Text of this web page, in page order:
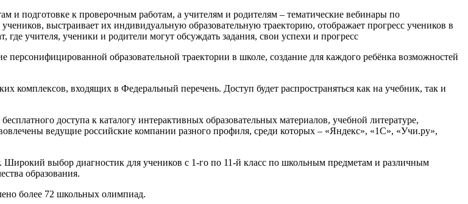
подготовке к проверочным работам, а учителям и родителям – тематические вебинары по
выстраивает их индивидуальную образовательную траекторию, отображает прогресс учеников в
учителя, ученики и родители могут обсуждать задания, свои успехи и прогресс
образовательной траектории в школе, создание для каждого ребёнка возможностей
комплексов, входящих в Федеральный перечень. Доступ будет распространяться как на учебник, так и
доступа к каталогу интерактивных образовательных материалов, учебной литературе,
ведущие российские компании разного профиля, среди которых – «Яндекс», «1С», «Учи.ру»,
Широкий выбор диагностик для учеников с 1-го по 11-й класс по школьным предметам и различным
образования.
более 72 школьных олимпиад.